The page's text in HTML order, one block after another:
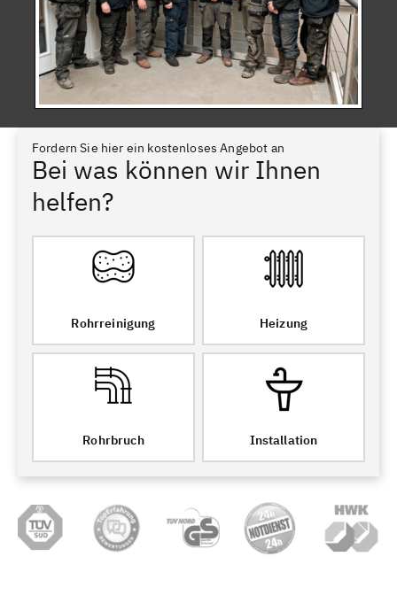
Fordern Sie hier ein kostenloses Angebot an
Bei was können wir Ihnen
helfen?
Rohrreinigung Heizung
Rohrbruch Installation